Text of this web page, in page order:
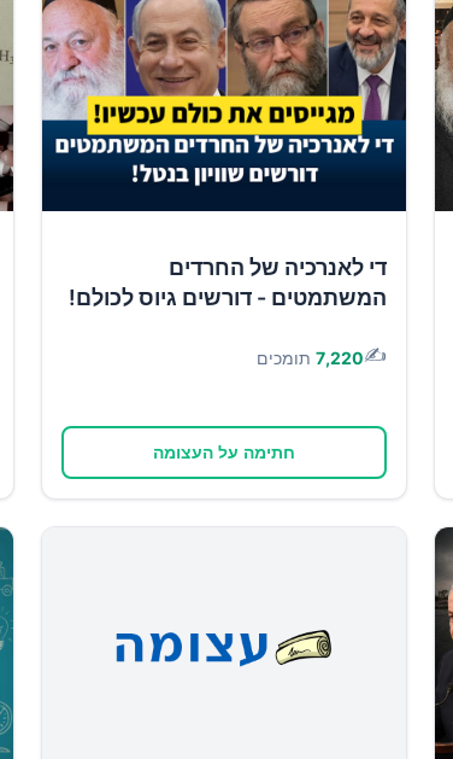
די לאנרכיה של החרדים
המשתמטים - דורשים גיוס לכולם!
✍️
7,220 תומכים
חתימה על העצומה